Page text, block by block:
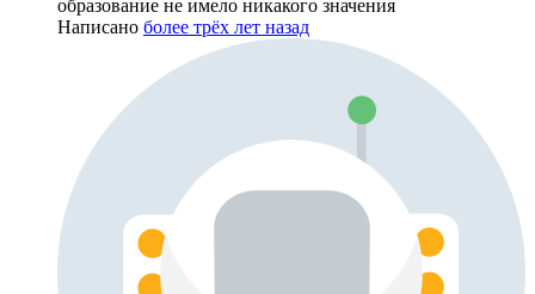
образование не имело никакого значения
Написано более трёх лет назад